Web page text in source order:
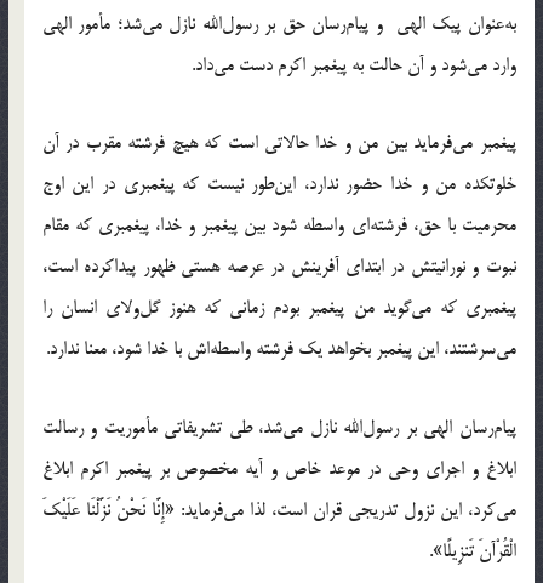
به‌عنوان پیک الهی و پیام‌رسان حق بر رسول‌الله نازل می‌شد؛ مأمور الهی
وارد می‌شود و آن حالت به پیغمبر اکرم دست می‌داد.
پیغمبر می‌فرماید بین من و خدا حالاتی است که هیچ فرشته مقرب در آن
خلوتکده من و خدا حضور ندارد، این‌طور نیست که پیغمبری در این اوج
محرمیت با حق، فرشته‌ای واسطه شود بین پیغمبر و خدا، پیغمبری که مقام
نبوت و نورانیتش در ابتدای آفرینش در عرصه هستی ظهور پیداکرده است،
پیغمبری که می‌گوید من پیغمبر بودم زمانی که هنوز گل‌ولای انسان را
می‌سرشتند، این پیغمبر بخواهد یک فرشته واسطه‌اش با خدا شود، معنا ندارد.
پیام‌رسان الهی بر رسول‌الله نازل می‌شد، طی تشریفاتی مأموریت و رسالت
ابلاغ و اجرای وحی در موعد خاص و آیه مخصوص بر پیغمبر اکرم ابلاغ
می‌کرد، این نزول تدریجی قران است، لذا می‌فرماید: «إِنَّا نَحْنُ نَزَّلْنَا عَلَیْکَ
الْقُرْآنَ تَنزِیلًا».